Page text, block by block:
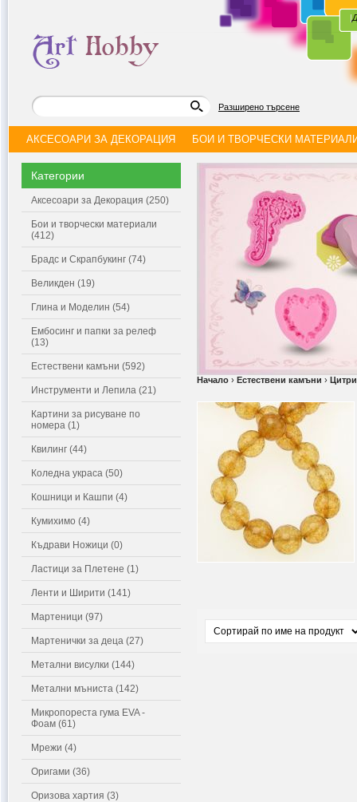
|
Разширено търсене
АКСЕСОАРИ ЗА ДЕКОРАЦИЯ БОИ И ТВОРЧЕСКИ
Категории
Аксесоари за Декорация (250)
Бои и творчески материали
(412)
Брадс и Скрапбукинг (74)
Великден (19)
Глина и Моделин (54)
Ембосинг и папки за релеф
(13)
Естествени камъни (592)
Инструменти и Лепила (21)
Картини за рисуване по
номера (1)
Квилинг (44)
Коледна украса (50)
Кошници и Кашпи (4)
Кумихимо (4)
Къдрави Ножици (0)
Ластици за Плетене (1)
Ленти и Ширити (141)
Мартеници (97)
Мартенички за деца (27)
Метални висулки (144)
Метални мъниста (142)
Микропореста гума EVA -
Фоам (61)
Мрежи (4)
Оригами (36)
Оризова хартия (3)
Начало › Естествени камъни ›